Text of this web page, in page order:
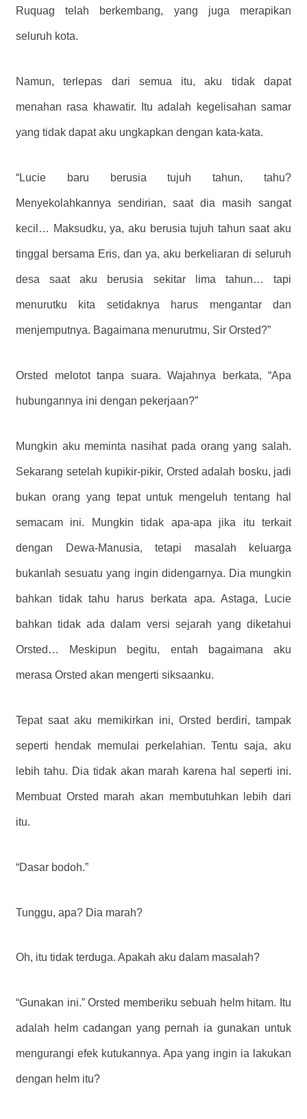
Ruquag telah berkembang, yang juga merapikan
seluruh kota.
Namun, terlepas dari semua itu, aku tidak dapat
menahan rasa khawatir. Itu adalah kegelisahan samar
yang tidak dapat aku ungkapkan dengan kata-kata.
“Lucie baru berusia tujuh tahun, tahu?
Menyekolahkannya sendirian, saat dia masih sangat
kecil… Maksudku, ya, aku berusia tujuh tahun saat aku
tinggal bersama Eris, dan ya, aku berkeliaran di seluruh
desa saat aku berusia sekitar lima tahun… tapi
menurutku kita setidaknya harus mengantar dan
menjemputnya. Bagaimana menurutmu, Sir Orsted?”
Orsted melotot tanpa suara. Wajahnya berkata, “Apa
hubungannya ini dengan pekerjaan?”
Mungkin aku meminta nasihat pada orang yang salah.
Sekarang setelah kupikir-pikir, Orsted adalah bosku, jadi
bukan orang yang tepat untuk mengeluh tentang hal
semacam ini. Mungkin tidak apa-apa jika itu terkait
dengan Dewa-Manusia, tetapi masalah keluarga
bukanlah sesuatu yang ingin didengarnya. Dia mungkin
bahkan tidak tahu harus berkata apa. Astaga, Lucie
bahkan tidak ada dalam versi sejarah yang diketahui
Orsted… Meskipun begitu, entah bagaimana aku
merasa Orsted akan mengerti siksaanku.
Tepat saat aku memikirkan ini, Orsted berdiri, tampak
seperti hendak memulai perkelahian. Tentu saja, aku
lebih tahu. Dia tidak akan marah karena hal seperti ini.
Membuat Orsted marah akan membutuhkan lebih dari
itu.
“Dasar bodoh.”
Tunggu, apa? Dia marah?
Oh, itu tidak terduga. Apakah aku dalam masalah?
“Gunakan ini.” Orsted memberiku sebuah helm hitam. Itu
adalah helm cadangan yang pernah ia gunakan untuk
mengurangi efek kutukannya. Apa yang ingin ia lakukan
dengan helm itu?